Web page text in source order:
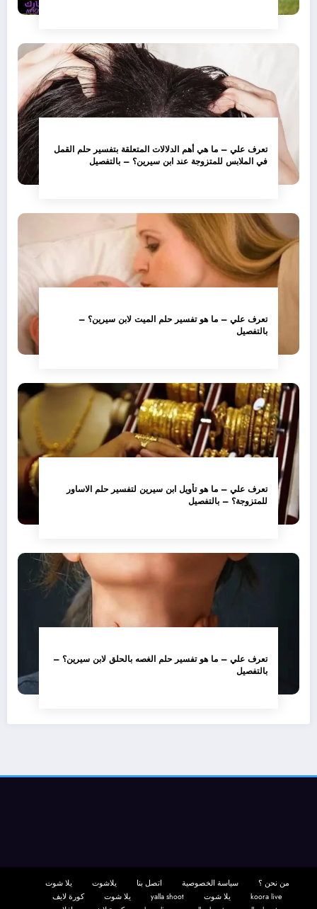
تعرف علي – ما هي أهم الدلالات المتعلقة بتفسير حلم القمل
في الملابس للمتزوجة عند ابن سيرين؟ – بالتفصيل
تعرف علي – ما هو تفسير حلم الميت لابن سيرين؟ –
بالتفصيل
تعرف علي – ما هو تأويل ابن سيرين لتفسير حلم الاساور
للمتزوجة؟ – بالتفصيل
تعرف علي – ما هو تفسير حلم الغصه بالحلق لابن سيرين؟ –
بالتفصيل
من نحن ؟ سياسة الخصوصية اتصل بنا يلاشوت
يلا شوت
koora live
يلا شوت yalla shoot يلا شوت
كورة لايف